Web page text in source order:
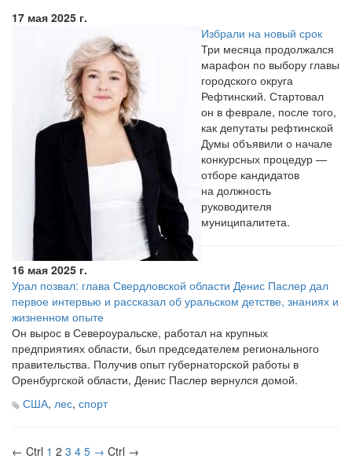
17 мая 2025 г.
Избрали на новый срок
Три месяца продолжался
марафон по выбору главы
городского округа
Рефтинский. Стартовал
он в феврале, после того,
как депутаты рефтинской
Думы объявили о начале
конкурсных процедур —
отборе кандидатов
на должность
руководителя
муниципалитета.
16 мая 2025 г.
Урал позвал: глава Свердловской области Денис Паслер дал
первое интервью и рассказал об уральском детстве, знаниях и
жизненном опыте
Он вырос в Североуральске, работал на крупных
предприятиях области, был председателем регионального
правительства. Получив опыт губернаторской работы в
Оренбургской области, Денис Паслер вернулся домой.
США, лес, спорт
← Ctrl 1 2 3 4 5 → Ctrl →